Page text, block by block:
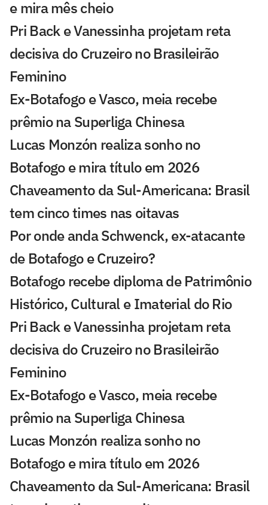
e mira mês cheio
Pri Back e Vanessinha projetam reta
decisiva do Cruzeiro no Brasileirão
Feminino
Ex-Botafogo e Vasco, meia recebe
prêmio na Superliga Chinesa
Lucas Monzón realiza sonho no
Botafogo e mira título em 2026
Chaveamento da Sul-Americana: Brasil
tem cinco times nas oitavas
Por onde anda Schwenck, ex-atacante
de Botafogo e Cruzeiro?
Botafogo recebe diploma de Patrimônio
Histórico, Cultural e Imaterial do Rio
Pri Back e Vanessinha projetam reta
decisiva do Cruzeiro no Brasileirão
Feminino
Ex-Botafogo e Vasco, meia recebe
prêmio na Superliga Chinesa
Lucas Monzón realiza sonho no
Botafogo e mira título em 2026
Chaveamento da Sul-Americana: Brasil